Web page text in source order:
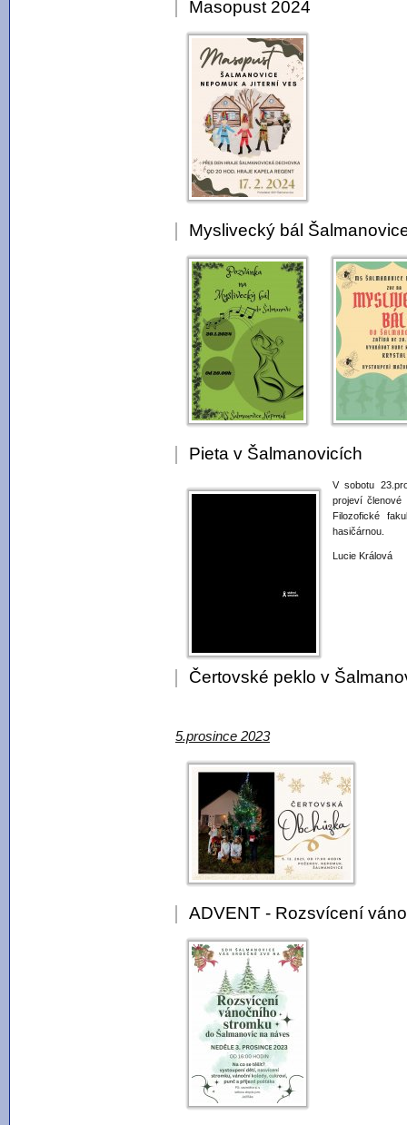
Masopust 2024
Myslivecký bál
Pieta v Šalmanovicích
V sobotu
projeví členové
Filozofické
hasičárnou.
Lucie Králová
Čertovské peklo v
5.prosince 2023
ADVENT - Rozsvícení